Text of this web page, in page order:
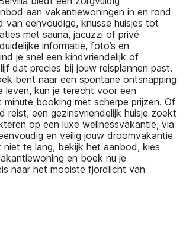
aan vakantiewoningen in en rond
van eenvoudige, knusse huisjes tot
met sauna, jacuzzi of privé
informatie, foto’s en
je snel een kindvriendelijk of
dat precies bij jouw reisplannen past.
bent naar een spontane ontsnapping
leven, kun je terecht voor een
minute booking met scherpe prijzen. Of
reist, een gezinsvriendelijk huisje zoekt
op een luxe wellnessvakantie, via
en veilig jouw droomvakantie
niet te lang, bekijk het aanbod, kies
en boek nu je
naar het mooiste fjordlicht van